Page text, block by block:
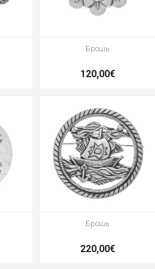
Брошь
120,00€
Брошь
220,00€